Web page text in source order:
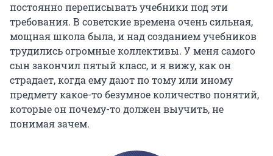
постоянно переписывать учебники под эти
требования. В советские времена очень сильная,
мощная школа была, и над созданием учебников
трудились огромные коллективы. У меня самого
сын закончил пятый класс, и я вижу, как он
страдает, когда ему дают по тому или иному
предмету какое-то безумное количество понятий,
которые он почему-то должен выучить, не
понимая зачем.